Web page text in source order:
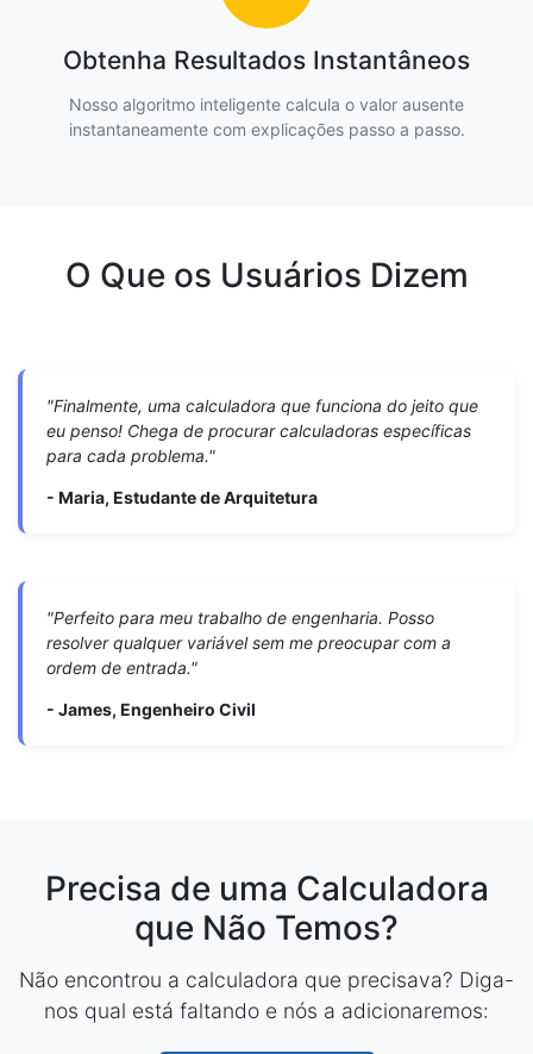
Obtenha Resultados Instantâneos
Nosso algoritmo inteligente calcula o valor ausente
instantaneamente com explicações passo a passo.
O Que os Usuários Dizem
"Finalmente, uma calculadora que funciona do jeito que
eu penso! Chega de procurar calculadoras específicas
para cada problema."
- Maria, Estudante de Arquitetura
"Perfeito para meu trabalho de engenharia. Posso
resolver qualquer variável sem me preocupar com a
ordem de entrada."
- James, Engenheiro Civil
Precisa de uma Calculadora
que Não Temos?
Não encontrou a calculadora que precisava? Diga-
nos qual está faltando e nós a adicionaremos: